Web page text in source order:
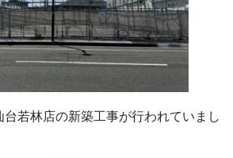
台若林店の新築工事が行われていまし